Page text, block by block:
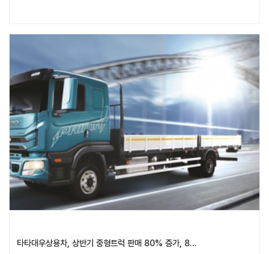
타타대우상용차, 상반기 중형트럭 판매 80% 증가, 8…